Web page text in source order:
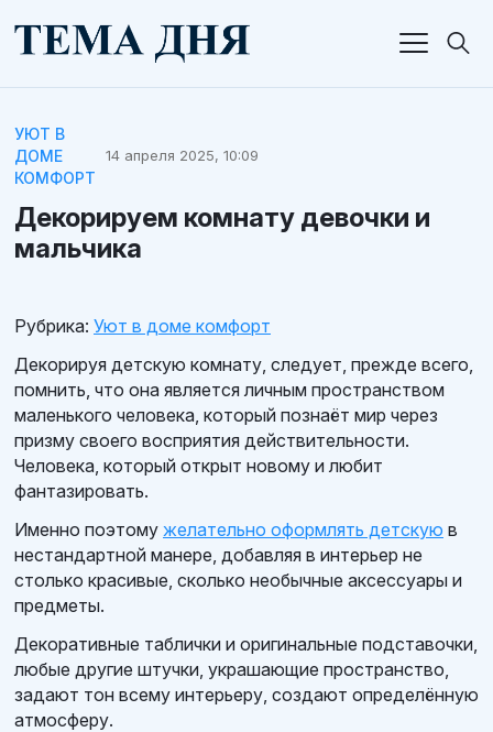
УЮТ В
ДОМЕ
КОМФОРТ
14 апреля 2025, 10:09
Декорируем комнату девочки и
мальчика
Рубрика: Уют в доме комфорт
Декорируя детскую комнату, следует, прежде всего,
помнить, что она является личным пространством
маленького человека, который познаёт мир через
призму своего восприятия действительности.
Человека, который открыт новому и любит
фантазировать.
Именно поэтому желательно оформлять детскую в
нестандартной манере, добавляя в интерьер не
столько красивые, сколько необычные аксессуары и
предметы.
Декоративные таблички и оригинальные подставочки,
любые другие штучки, украшающие пространство,
задают тон всему интерьеру, создают определённую
атмосферу.